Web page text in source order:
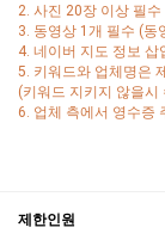
2. 사진 20장 이상 필수
3. 동영상 1개 필수 (동
4. 네이버 지도 정보 삽
5. 키워드와 업체명은
(키워드 지키지 않을시
6. 업체 측에서 영수증
제한인원